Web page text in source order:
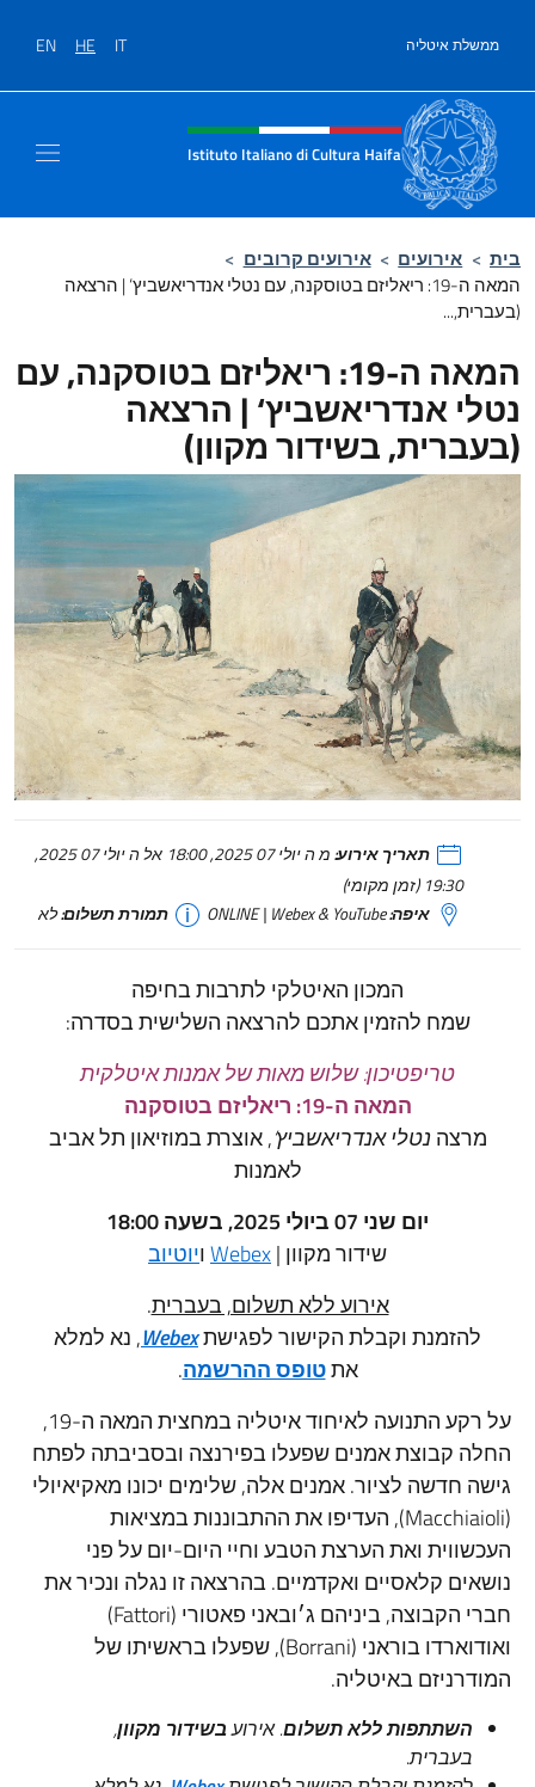
איטליה EN
Site header, social and
Istituto Italiano di Cultura Haifa
אירועים > אירועים קרובים >
המאה ה-19: ריאליזם בטוסקנה, עם נטלי אנדריאשביץ‘ | הרצאה
המאה ה-19: ריאליזם בטוסקנה, עם
אנדריאשביץ‘ | הרצאה
בשידור מקוון)
תאריך אירוע:
מ ה יולי 07 2025, 18:00 אל ה יולי 07 2025,
איפה:ONLINE | Webex & YouTube תמורת תשלום:לא
המכון האיטלקי לתרבות בחיפה
שמח להזמין אתכם להרצאההשלישיתבסדרה:
טריפטיכון: שלוש מאות של אמנות איטלקית
המאה ה-19: ריאליזם בטוסקנה
נטלי אנדריאשביץ‘, אוצרת במוזיאון תל אביב
לאמנות
יום שני 07 ביולי 2025, בשעה 18:00
שידור מקוון |Webexויוטיוב
אירוע ללא תשלום, בעברית.
וקבלת הקישור לפגישתWebex, נא למלא
טופס ההרשמה.
על רקע התנועה לאיחוד איטליה במחצית המאה ה-19,
קבוצת אמנים שפעלו בפירנצה ובסביבתה לפתח
חדשה לציור. אמנים אלה, שלימים יכונו מאקיאיולי
(Macchiaioli), העדיפו את ההתבוננות במציאות
ואת הערצת הטבע וחיי היום-יום על פני
קלאסיים ואקדמיים. בהרצאה זו נגלה ונכיר את
חברי הקבוצה, ביניהם ג׳ובאני פאטורי (Fattori)
ואודוארדו בוראני (Borrani), שפעלו בראשיתו של
באיטליה.
ללא תשלום. אירועבשידור מקוון,
.